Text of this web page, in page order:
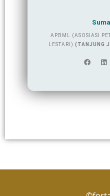
APBML (ASOSIASI
LESTARI) (TANJUNG